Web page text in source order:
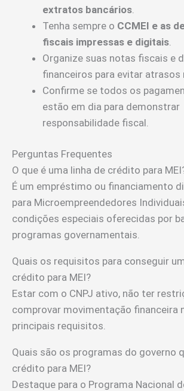
extratos bancários
Tenha sempre o CCMEI e as
fiscais impressas e digitais
Organize suas notas fiscais e
financeiros para evitar atrasos
Confirme se todos os
estão em dia para demonstrar
responsabilidade fiscal.
Perguntas Frequentes
O que é uma linha de crédito para
É um empréstimo ou financiamento
para Microempreendedores
condições especiais oferecidas por
programas governamentais.
Quais os requisitos para conseguir
crédito para MEI?
Estar com o CNPJ ativo, não ter
comprovar movimentação financeira
principais requisitos.
Quais são os programas do governo
crédito para MEI?
Destaque para o Programa Nacional